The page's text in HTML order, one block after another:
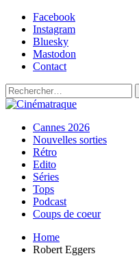
Skip
content
Facebook
Instagram
Bluesky
Mastodon
Contact
Rechercher :
Cinématraque
Si on avait du talent, on ferait
Primary
Menu
Cannes 2026
Nouvelles sorties
Rétro
Edito
Séries
Tops
Podcast
Coups de coeur
Home
Robert Eggers